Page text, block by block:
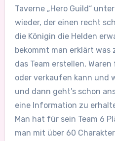
Taverne „Hero Guild“
wieder, der einen recht
die Königin die Helden
bekommt man erklärt was
das Team erstellen,
oder verkaufen kann und
und dann geht’s schon
eine Information zu
Man hat für sein Team 6
man mit über 60